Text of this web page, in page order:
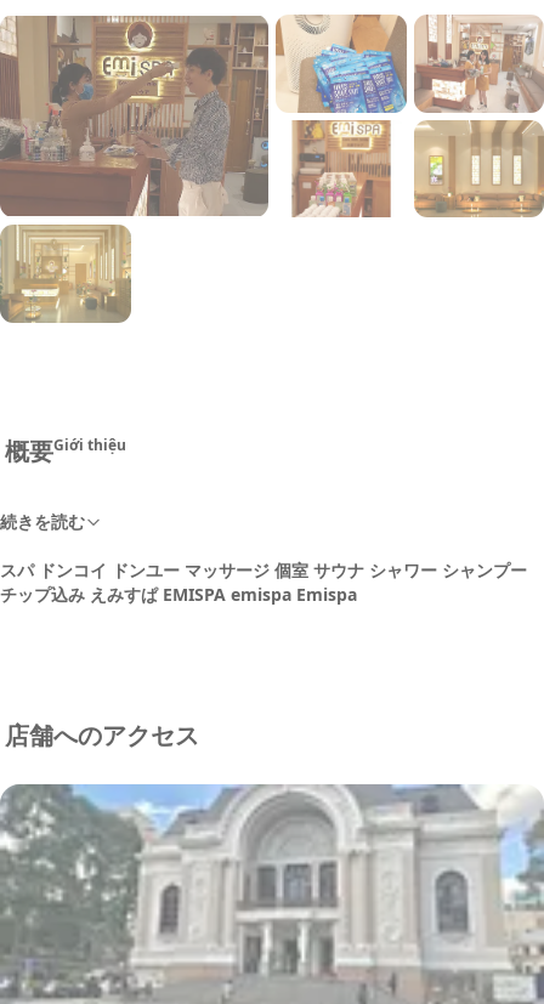
概要Giới thiệu
続きを読む
スパ ドンコイ ドンユー マッサージ 個室 サウナ シャワー シャンプー
チップ込み えみすぱ EMISPA emispa Emispa
店舗へのアクセス